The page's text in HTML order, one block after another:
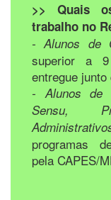
>> Quais
trabalho no
- Alunos de
superior a 9
entregue
- Alunos de
Sensu,
programas
pela CAPES/